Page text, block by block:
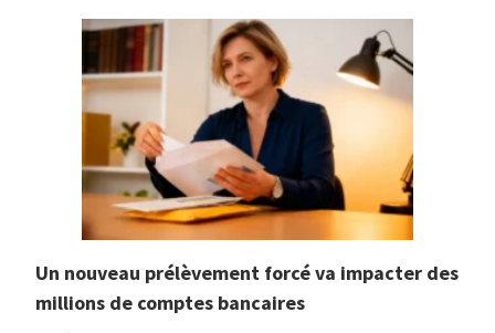
Un nouveau prélèvement forcé va impacter des
millions de comptes bancaires